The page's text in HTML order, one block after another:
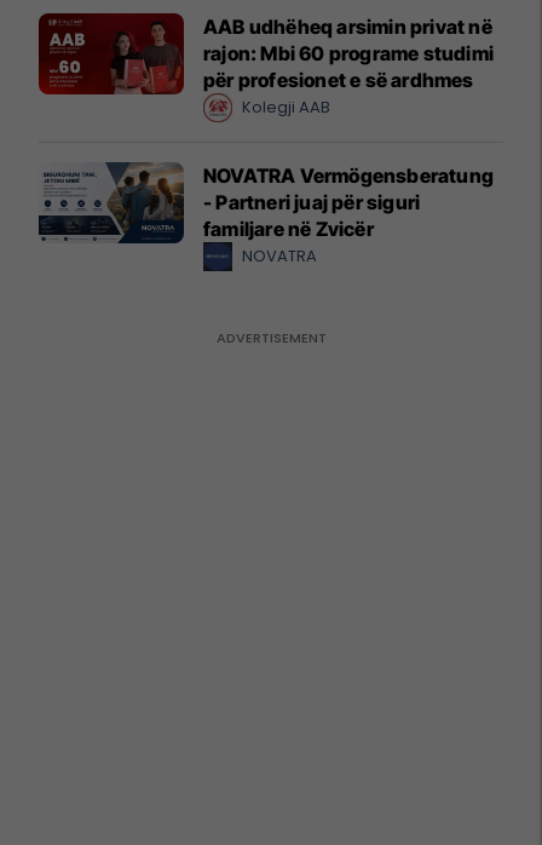
AAB udhëheq arsimin privat në
rajon: Mbi 60 programe studimi
për profesionet e së ardhmes
Kolegji AAB
NOVATRA Vermögensberatung
- Partneri juaj për siguri
familjare në Zvicër
NOVATRA